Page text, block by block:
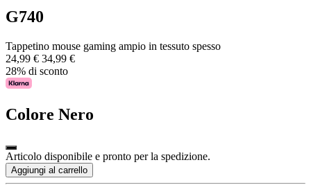
G740
Tappetino mouse gaming ampio in tessuto spesso
24,99 € 34,99 €
28% di sconto
Colore Nero
Articolo disponibile e pronto per la spedizione.
Aggiungi al carrello